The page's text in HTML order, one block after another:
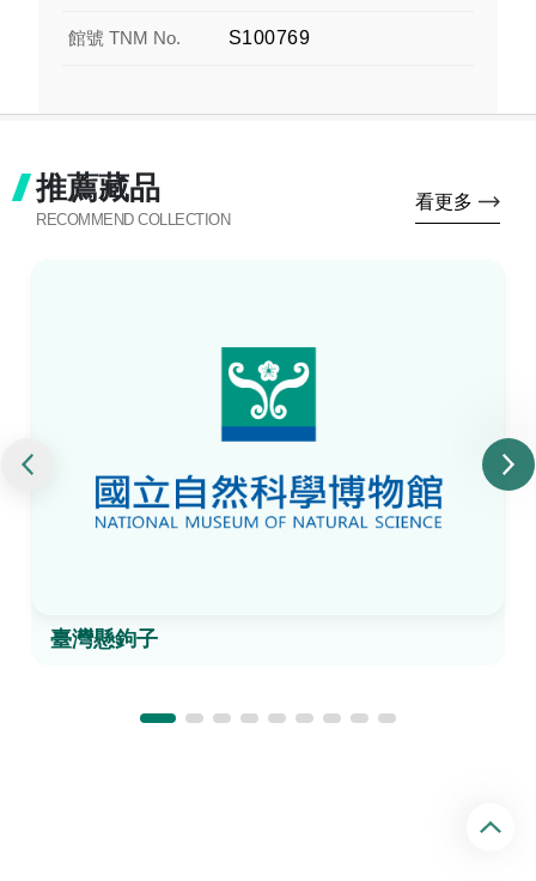
館號 TNM No. S100769
推薦藏品
RECOMMEND COLLECTION
看更多
臺灣懸鉤子
回
頂
端